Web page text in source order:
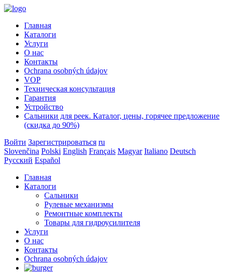
Главная
Каталоги
Услуги
О нас
Контакты
Ochrana osobných údajov
VOP
Техническая консультация
Гарантия
Устройство
Сальники для реек. Каталог, цены, горячее предложение
(скидка до 90%)
Войти Зарегистрироваться ru
Slovenčina Polski English Français Magyar Italiano Deutsch
Русский Español
Главная
Каталоги
Сальники
Рулевые механизмы
Ремонтные комплекты
Товары для гидроусилителя
Услуги
О нас
Контакты
Ochrana osobných údajov